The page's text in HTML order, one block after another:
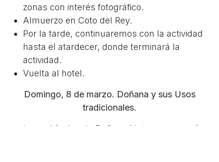
zonas con interés fotográfico.
Almuerzo en Coto del Rey.
Por la tarde, continuaremos con la actividad
hasta el atardecer, donde terminará la
actividad.
Vuelta al hotel.
Domingo, 8 de marzo. Doñana y sus Usos
tradicionales.
Los vehículos de Doñana Nature, recogerán